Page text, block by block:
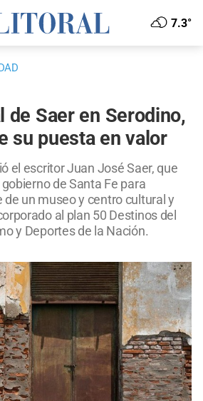
7.3°
de Saer en Serodino,
su puesta en valor
el escritor Juan José Saer, que
de Santa Fe para
de un museo y centro cultural y
al plan 50 Destinos del
y Deportes de la Nación.